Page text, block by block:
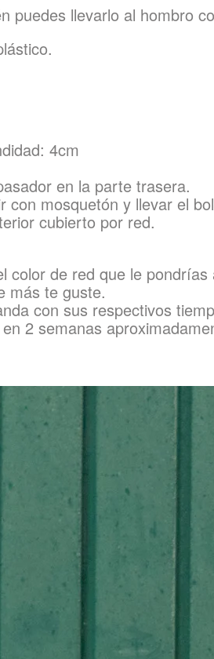
puedes llevarlo al hombro
4cm
en la parte trasera.
mosquetón y llevar el
cubierto por red.
color de red que le
más te guste.
con sus respectivos
2 semanas